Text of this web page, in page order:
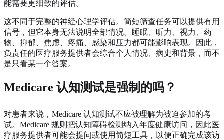
能需要更细致的评估。
这不同于完整的神经心理学评估。简短筛查任务可以提供有用
信号，但它本身无法说明全部情况。睡眠、听力、视力、药
物、抑郁、焦虑、疼痛、感染和压力都可能影响表现。因此，
负责任的医疗服务提供者会综合个人情况、病史和背景，而不
是只看某一个答案。
Medicare 认知测试是强制的吗？
对患者来说，Medicare 认知测试不应被理解为被迫参加的考
试。Medicare 规则把认知障碍检测纳入年度健康访问，因此医
疗服务提供者可能会提问或使用简短工具，以便正确完成该访